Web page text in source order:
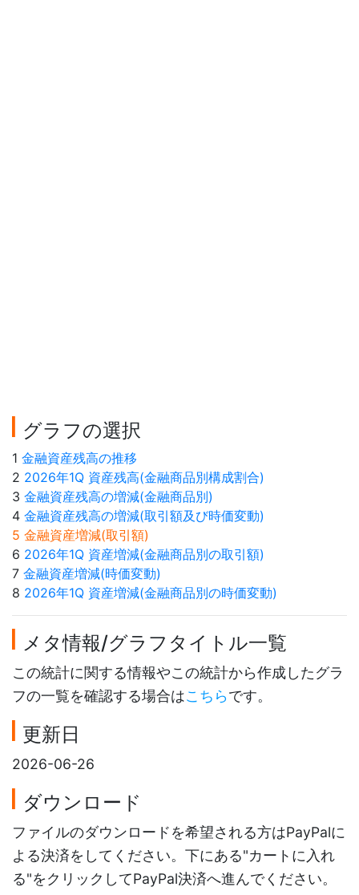
グラフの選択
1 金融資産残高の推移
2 2026年1Q 資産残高(金融商品別構成割合)
3 金融資産残高の増減(金融商品別)
4 金融資産残高の増減(取引額及び時価変動)
5 金融資産増減(取引額)
6 2026年1Q 資産増減(金融商品別の取引額)
7 金融資産増減(時価変動)
8 2026年1Q 資産増減(金融商品別の時価変動)
メタ情報/グラフタイトル一覧
この統計に関する情報やこの統計から作成したグラ
フの一覧を確認する場合はこちらです。
更新日
2026-06-26
ダウンロード
ファイルのダウンロードを希望される方はPayPalに
よる決済をしてください。下にある"カートに入れ
る"をクリックしてPayPal決済へ進んでください。